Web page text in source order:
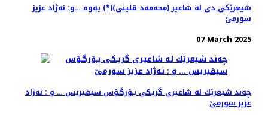
شیعرێكی دی له ‌شاعیر (محه‌مه‌د قلینی)(*) یه‌وه‌ …و: نه‌ژاد عزیز
سورمێ
07 March 2025
چه‌ند شیعرێك له‌ شاعیری گریـكی یـۆرگـۆس سیفیریس … و : نه‌ژاد
عزیز سورمێ